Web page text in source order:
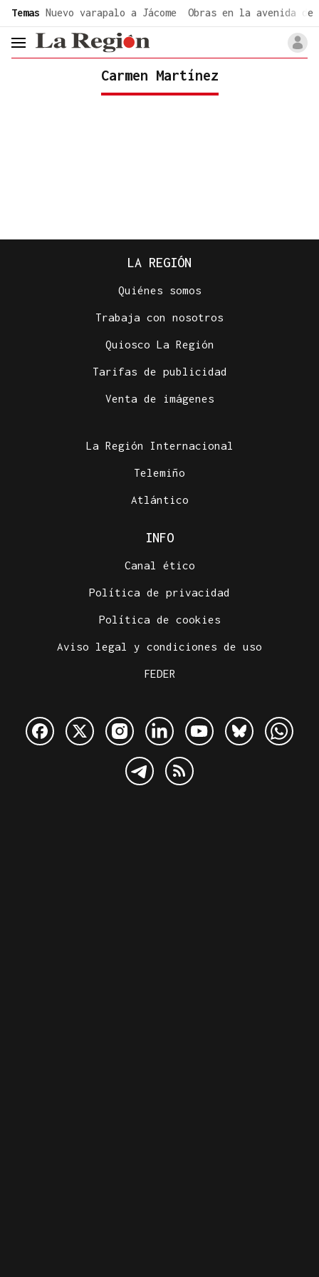
Temas Nuevo varapalo a Jácome Obras en la avenida de
header.menu.open
Carmen Martínez
LA REGIÓN
Quiénes somos
Trabaja con nosotros
Quiosco La Región
Tarifas de publicidad
Venta de imágenes
La Región Internacional
Telemiño
Atlántico
INFO
Canal ético
Política de privacidad
Política de cookies
Aviso legal y condiciones de uso
FEDER